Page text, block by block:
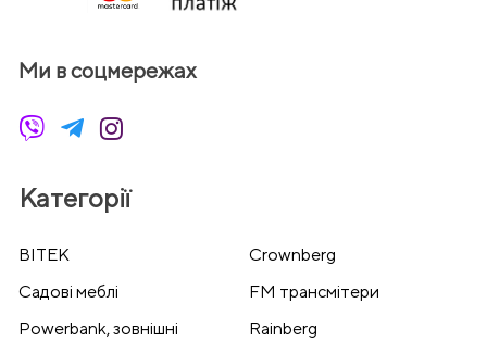
Ми в соцмережах
Категорії
BITEK
Crownberg
Cадові меблі
FM трансмітери
Powerbank, зовнішні
Rainberg